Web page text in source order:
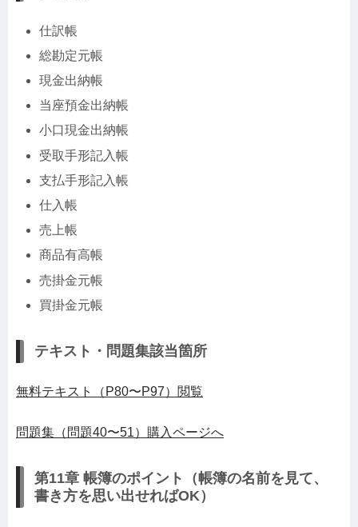
仕訳帳
総勘定元帳
現金出納帳
当座預金出納帳
小口現金出納帳
受取手形記入帳
支払手形記入帳
仕入帳
売上帳
商品有高帳
売掛金元帳
買掛金元帳
テキスト・問題集該当箇所
無料テキスト（P80〜P97）閲覧
問題集（問題40〜51）購入ページへ
第11章 帳簿のポイント（帳簿の名前を見て、
書き方を思い出せればOK）